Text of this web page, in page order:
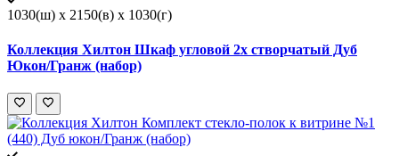
1030(ш) x 2150(в) x 1030(г)
Коллекция Хилтон Шкаф угловой 2х створчатый Дуб
Юкон/Гранж (набор)